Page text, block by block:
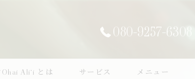
080-9257-6308
‘Ohai Ali‘i とは サービス メニュー